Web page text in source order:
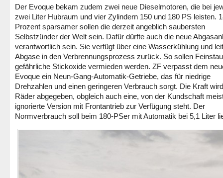
Der Evoque bekam zudem zwei neue Dieselmotoren, die bei
zwei Liter Hubraum und vier Zylindern 150 und 180 PS leisten.
Prozent sparsamer sollen die derzeit angeblich saubersten
Selbstzünder der Welt sein. Dafür dürfte auch die neue
verantwortlich sein. Sie verfügt über eine Wasserkühlung und
Abgase in den Verbrennungsprozess zurück. So sollen
gefährliche Stickoxide vermieden werden. ZF verpasst dem
Evoque ein Neun-Gang-Automatik-Getriebe, das für niedrige
Drehzahlen und einen geringeren Verbrauch sorgt. Die Kraft
Räder abgegeben, obgleich auch eine, von der Kundschaft
ignorierte Version mit Frontantrieb zur Verfügung steht. Der
Normverbrauch soll beim 180-PSer mit Automatik bei 5,1 Liter